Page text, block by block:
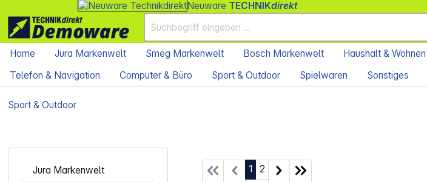
Neuware TECHNIKdirekt
Home Jura Markenwelt Smeg Markenwelt Bosch Markenwelt Haushalt & Wohnen
Telefon & Navigation
Computer & Büro Sport & Outdoor Spielwaren Sonstiges
Sport & Outdoor
Jura Markenwelt
Seite
1 Seite
2